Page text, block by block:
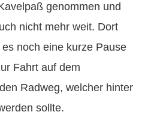
genommen und
nicht mehr weit. Dort
noch eine kurze Pause
Fahrt auf dem
Radweg, welcher hinter
sollte.